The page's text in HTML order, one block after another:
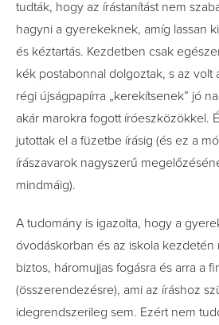
tudták, hogy az írástanítást nem
hagyni a gyerekeknek, amíg lassan
és kéztartás. Kezdetben csak
kék postabonnal dolgoztak, s az volt
régi újságpapírra „kerekítsenek” jó
akár marokra fogott íróeszközökkel.
jutottak el a füzetbe írásig (és ez a
írászavarok nagyszerű
mindmáig).
A tudomány is igazolta, hogy a
óvodáskorban és az iskola kezdetén
biztos, háromujjas fogásra és arra a
(összerendezésre), ami az íráshoz
idegrendszerileg sem. Ezért nem